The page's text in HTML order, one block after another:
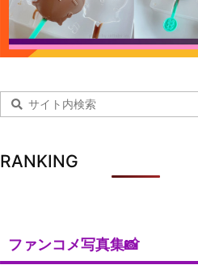
RANKING
ファンコメ写真集📸